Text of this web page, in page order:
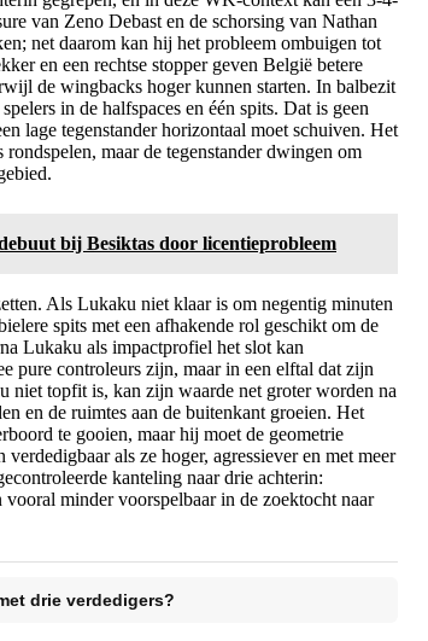
van Zeno Debast en de schorsing van Nathan
net daarom kan hij het probleem ombuigen tot
en een rechtse stopper geven België betere
de wingbacks hoger kunnen starten. In balbezit
in de halfspaces en één spits. Dat is geen
lage tegenstander horizontaal moet schuiven. Het
maar de tegenstander dwingen om
bij Besiktas door licentieprobleem
Als Lukaku niet klaar is om negentig minuten
spits met een afhakende rol geschikt om de
Lukaku als impactprofiel het slot kan
pure controleurs zijn, maar in een elftal dat zijn
niet topfit is, kan zijn waarde net groter worden na
en de ruimtes aan de buitenkant groeien. Het
te gooien, maar hij moet de geometrie
verdedigbaar als ze hoger, agressiever en met meer
kanteling naar drie achterin:
minder voorspelbaar in de zoektocht naar
drie verdedigers?